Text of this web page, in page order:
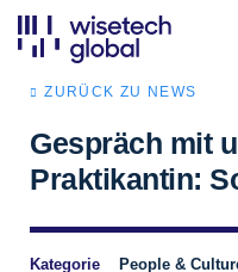
ZURÜCK ZU NEWS
Gespräch mit
Praktikantin:
Kategorie
People &